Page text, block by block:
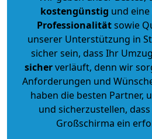
kostengünstig und eine
Professionalitätsowie
unserer Unterstützung in
sicher sein, dass Ihr Umzug
sicherverläuft, denn wir
Anforderungen und
haben die besten Partner,
und sicherzustellen,
Großschirma ein